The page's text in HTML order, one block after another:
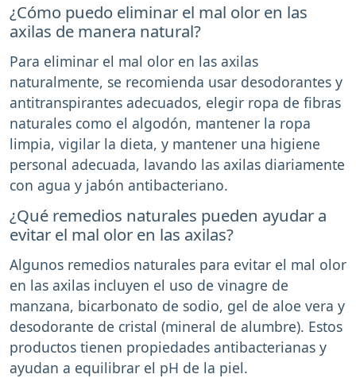
¿Cómo puedo eliminar el mal olor en las
axilas de manera natural?
Para eliminar el mal olor en las axilas
naturalmente, se recomienda usar desodorantes y
antitranspirantes adecuados, elegir ropa de fibras
naturales como el algodón, mantener la ropa
limpia, vigilar la dieta, y mantener una higiene
personal adecuada, lavando las axilas diariamente
con agua y jabón antibacteriano.
¿Qué remedios naturales pueden ayudar a
evitar el mal olor en las axilas?
Algunos remedios naturales para evitar el mal olor
en las axilas incluyen el uso de vinagre de
manzana, bicarbonato de sodio, gel de aloe vera y
desodorante de cristal (mineral de alumbre). Estos
productos tienen propiedades antibacterianas y
ayudan a equilibrar el pH de la piel.